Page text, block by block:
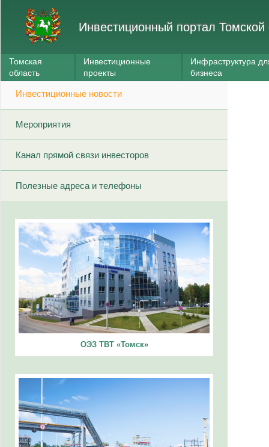
Инвестиционный портал Томской
Томская
область
Инвестиционные
проекты
Инфраструктура
бизнеса
Инвестиционные новости
Мероприятия
Канал прямой связи инвесторов
Полезные адреса и телефоны
ОЭЗ ТВТ «Томск»